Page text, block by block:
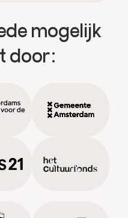
mogelijk
door: